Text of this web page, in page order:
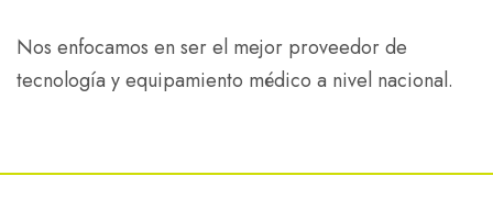
Nos enfocamos en ser el mejor proveedor de
tecnología y equipamiento médico a nivel nacional.